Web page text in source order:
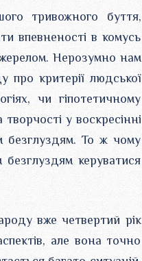
тривожного буття,
впевненості в комусь
Нерозумно нам
критерії людської
чи гіпотетичному
у воскресінні
безглуздям. То ж чому
керуватися
вже четвертий рік
але вона точно